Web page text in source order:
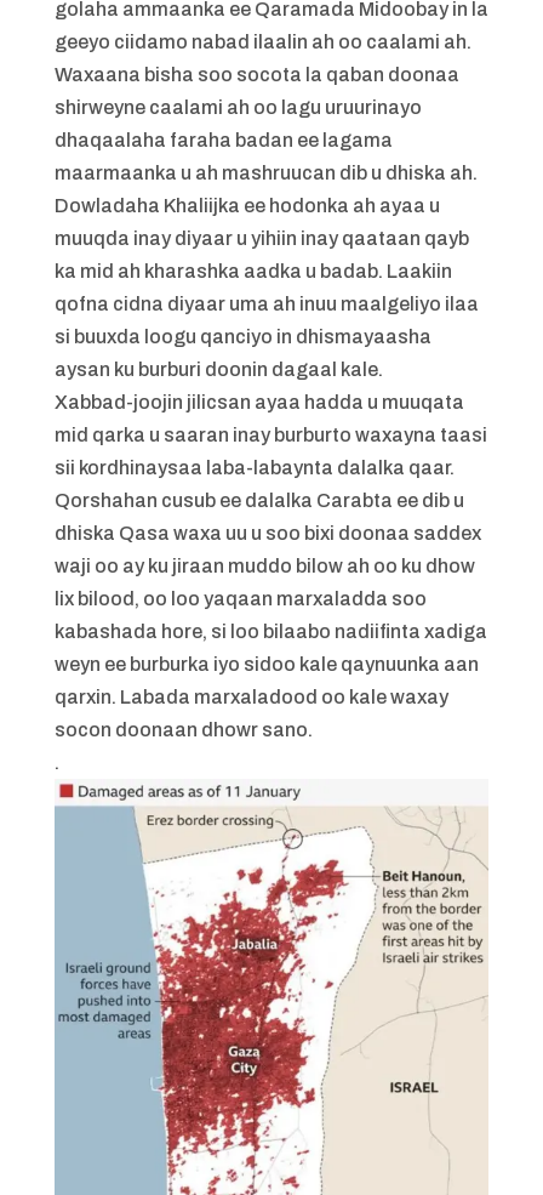
golaha ammaanka ee Qaramada Midoobay in la
geeyo ciidamo nabad ilaalin ah oo caalami ah.
Waxaana bisha soo socota la qaban doonaa
shirweyne caalami ah oo lagu uruurinayo
dhaqaalaha faraha badan ee lagama
maarmaanka u ah mashruucan dib u dhiska ah.
Dowladaha Khaliijka ee hodonka ah ayaa u
muuqda inay diyaar u yihiin inay qaataan qayb
ka mid ah kharashka aadka u badab. Laakiin
qofna cidna diyaar uma ah inuu maalgeliyo ilaa
si buuxda loogu qanciyo in dhismayaasha
aysan ku burburi doonin dagaal kale.
Xabbad-joojin jilicsan ayaa hadda u muuqata
mid qarka u saaran inay burburto waxayna taasi
sii kordhinaysaa laba-labaynta dalalka qaar.
Qorshahan cusub ee dalalka Carabta ee dib u
dhiska Qasa waxa uu u soo bixi doonaa saddex
waji oo ay ku jiraan muddo bilow ah oo ku dhow
lix bilood, oo loo yaqaan marxaladda soo
kabashada hore, si loo bilaabo nadiifinta xadiga
weyn ee burburka iyo sidoo kale qaynuunka aan
qarxin. Labada marxaladood oo kale waxay
socon doonaan dhowr sano.
.